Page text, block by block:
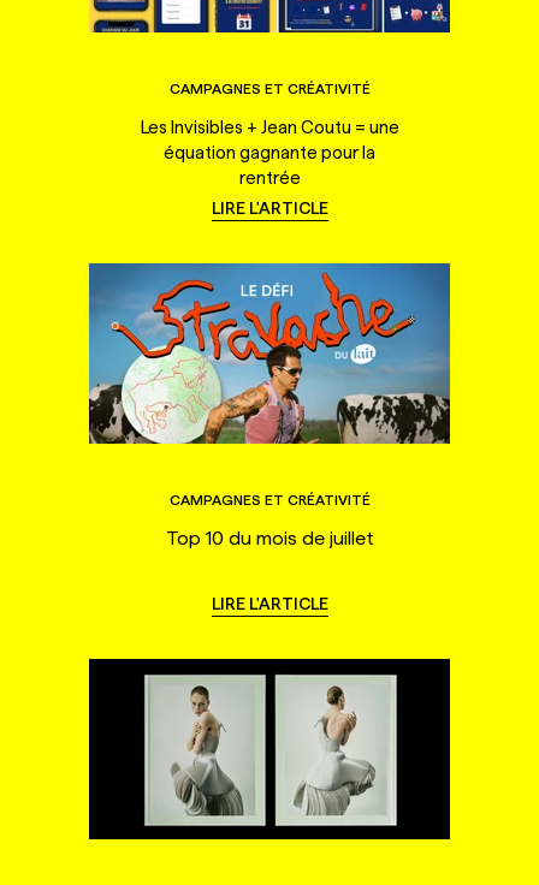
CAMPAGNES ET CRÉATIVITÉ
Les Invisibles + Jean Coutu = une
équation gagnante pour la
rentrée
LIRE L'ARTICLE
CAMPAGNES ET CRÉATIVITÉ
Top 10 du mois de juillet
LIRE L'ARTICLE